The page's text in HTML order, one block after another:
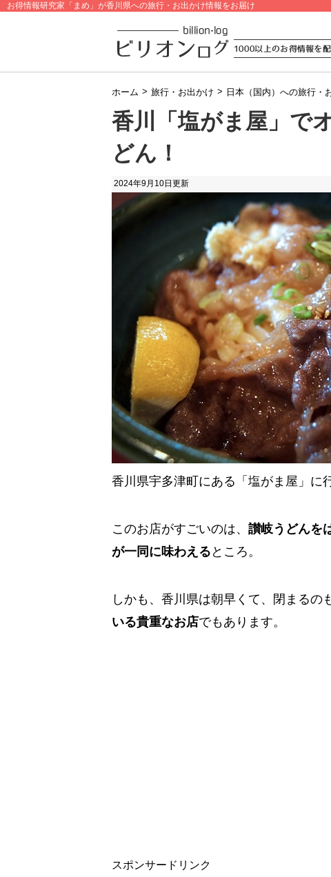
お得情報研究家「まめ」が香川県への旅行・お出かけ情報をお届け
ホーム > 旅行・お出かけ > 日本（国内）への旅行・
香川「塩がま屋」で
どん！
2024年9月10日 更新
香川県宇多津町にある「塩がま屋」に
このお店がすごいのは、 讃岐うどんを
が一同に味わえる ところ。
しかも、香川県は朝早くて、閉まるの
いる貴重なお店でもあります。
スポンサードリンク